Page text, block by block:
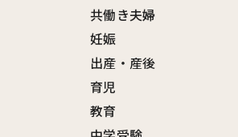
共働き夫婦
妊娠
出産・産後
育児
教育